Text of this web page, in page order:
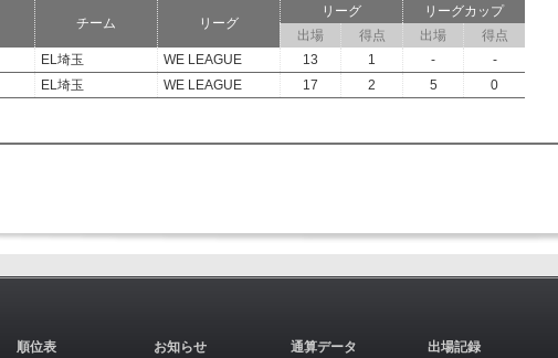
チーム リーグ
リーグ
リーグカップ
出場
得点 出場
得点
EL埼玉 WE LEAGUE 13 1 -
-
EL埼玉 WE LEAGUE 17 2 5 0
順位表 お知らせ 通算データ 出場記録